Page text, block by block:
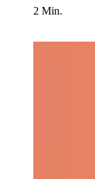
2 Min.